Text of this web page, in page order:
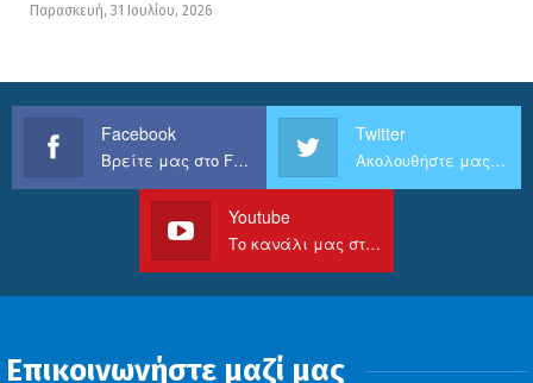
Παρασκευή, 31 Ιουλίου, 2026
Facebook
Βρείτε μας στο Facebook
Twitter
Ακολουθήστε μας στο Twitter
Youtube
Το κανάλι μας στο Youtube
Επικοινωνήστε μαζί μας